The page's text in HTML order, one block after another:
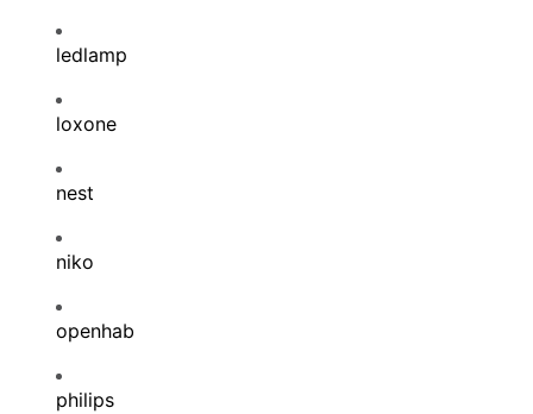
ledlamp
loxone
nest
niko
openhab
philips